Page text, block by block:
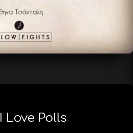
I Love Polls